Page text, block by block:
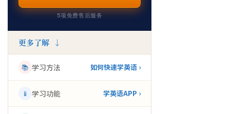
5项免费售后服务
更多了解 ↓
📚 学习方法 如何快速学英语 ›
📱 学习功能 学英语APP ›